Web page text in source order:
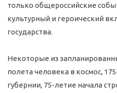
только общероссийские
культурный и героический
государства.
Некоторые из
полета человека в космос,
губернии, 75-летие начала